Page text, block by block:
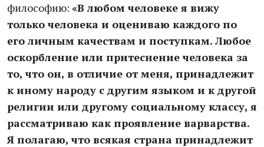
философию: «В любом человеке я вижу
только человека и оцениваю каждого по
его личным качествам и поступкам. Любое
оскорбление или притеснение человека за
то, что он, в отличие от меня, принадлежит
к иному народу с другим языком и к другой
религии или другому социальному классу, я
рассматриваю как проявление варварства.
Я полагаю, что всякая страна принадлежит